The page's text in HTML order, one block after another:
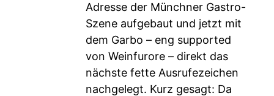
Adresse der Münchner Gastro-
Szene aufgebaut und jetzt mit
dem Garbo – eng supported
von Weinfurore – direkt das
nächste fette Ausrufezeichen
nachgelegt. Kurz gesagt: Da